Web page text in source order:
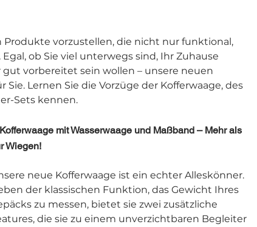
vorzustellen, die nicht nur funktional,
ob Sie viel unterwegs sind, Ihr Zuhause
vorbereitet sein wollen – unsere neuen
Lernen Sie die Vorzüge der Kofferwaage, des
Sets kennen.
mit Wasserwaage und Maßband – Mehr als
Wiegen!
neue Kofferwaage ist ein echter Alleskönner.
der klassischen Funktion, das Gewicht Ihres
zu messen, bietet sie zwei zusätzliche
die sie zu einem unverzichtbaren Begleiter